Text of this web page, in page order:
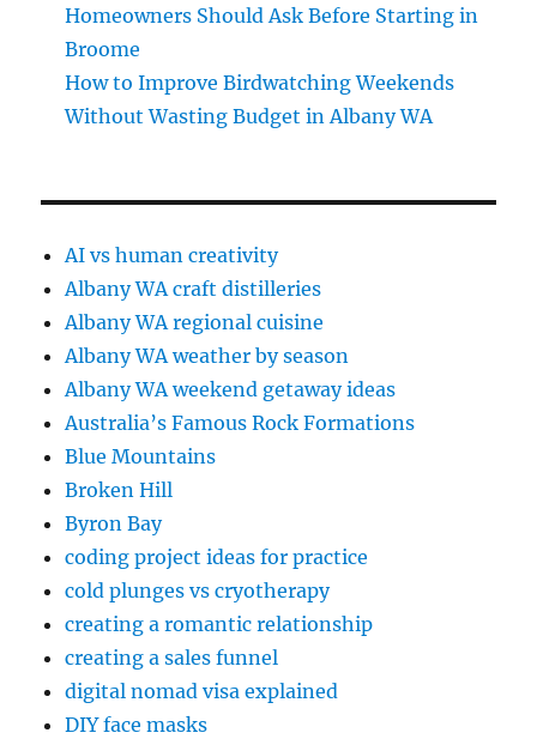
Homeowners Should Ask Before Starting in
Broome
How to Improve Birdwatching Weekends
Without Wasting Budget in Albany WA
AI vs human creativity
Albany WA craft distilleries
Albany WA regional cuisine
Albany WA weather by season
Albany WA weekend getaway ideas
Australia’s Famous Rock Formations
Blue Mountains
Broken Hill
Byron Bay
coding project ideas for practice
cold plunges vs cryotherapy
creating a romantic relationship
creating a sales funnel
digital nomad visa explained
DIY face masks